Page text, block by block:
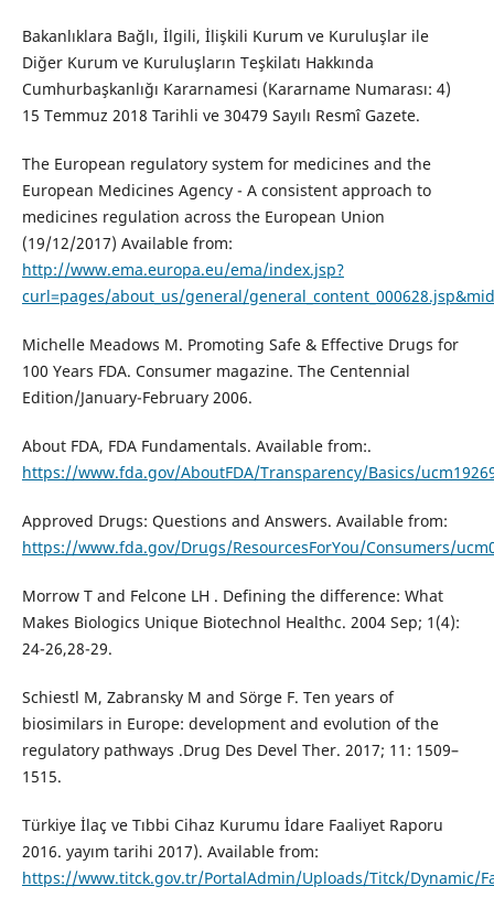
Bakanlıklara Bağlı, İlgili, İlişkili Kurum ve Kuruluşlar ile
Diğer Kurum ve Kuruluşların Teşkilatı Hakkında
Cumhurbaşkanlığı Kararnamesi (Kararname Numarası: 4)
15 Temmuz 2018 Tarihli ve 30479 Sayılı Resmî Gazete.
The European regulatory system for medicines and the
European Medicines Agency - A consistent approach to
medicines regulation across the European Union
(19/12/2017) Available from:
http://www.ema.europa.eu/ema/index.jsp?
curl=pages/about_us/general/
Michelle Meadows M. Promoting Safe & Effective Drugs for
100 Years FDA. Consumer magazine. The Centennial
Edition/January-February 2006.
About FDA, FDA Fundamentals. Available from:.
https://www.fda.gov/AboutFDA/Transparency/Basics/
Approved Drugs: Questions and Answers. Available from:
https://www.fda.gov/Drugs/ResourcesForYou/Consumers/
Morrow T and Felcone LH . Defining the difference: What
Makes Biologics Unique Biotechnol Healthc. 2004 Sep; 1(4):
24-26,28-29.
Schiestl M, Zabransky M and Sörge F. Ten years of
biosimilars in Europe: development and evolution of the
regulatory pathways .Drug Des Devel Ther. 2017; 11: 1509–
1515.
Türkiye İlaç ve Tıbbi Cihaz Kurumu İdare Faaliyet Raporu
2016. yayım tarihi 2017). Available from:
https://www.titck.gov.tr/PortalAdmin/Uploads/Titck/Dynamic/